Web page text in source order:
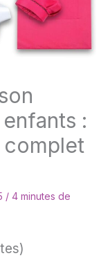
:
complet
/ 4 minutes de